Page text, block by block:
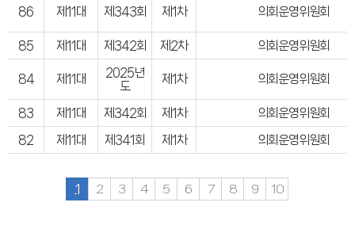
86 제11대 제343회 제1차 의회운영위원회
85 제11대 제342회 제2차 의회운영위원회
84 제11대
2025년
도
제1차 의회운영위원회
83 제11대 제342회 제1차
의회운영위원회
82
제11대 제341회 제1차 의회운영위원회
1 2 3 4 5 6 7 8 9 10